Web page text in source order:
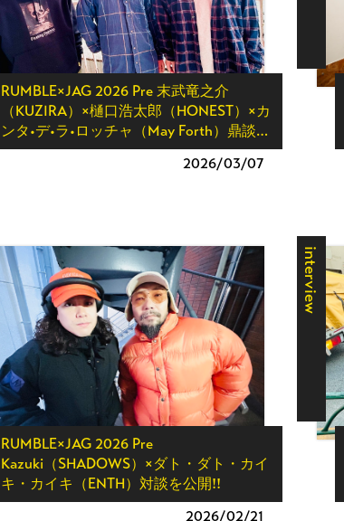
RUMBLE×JAG 2026 Pre 末武竜之介
（KUZIRA）×樋口浩太郎（HONEST）×カ
ンタ•デ•ラ•ロッチャ（May Forth）鼎談…
2026/03/07
RUMBLE×JAG 2026 Pre
Kazuki（SHADOWS）×ダト・ダト・カイ
キ・カイキ（ENTH）対談を公開!!
2026/02/21
interview